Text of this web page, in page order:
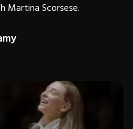
Martina Scorsese.